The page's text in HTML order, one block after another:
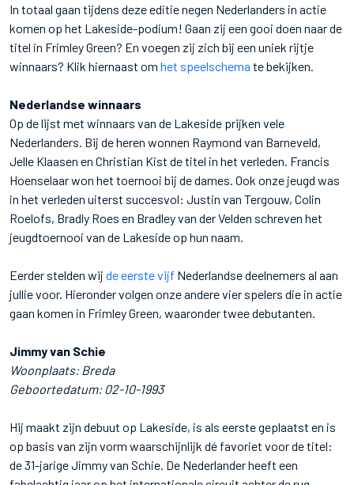
In totaal gaan tijdens deze editie negen Nederlanders in actie
komen op het Lakeside-podium! Gaan zij een gooi doen naar de
titel in Frimley Green? En voegen zij zich bij een uniek rijtje
winnaars? Klik hiernaast om het speelschema te bekijken.
Nederlandse winnaars
Op de lijst met winnaars van de Lakeside prijken vele
Nederlanders. Bij de heren wonnen Raymond van Barneveld,
Jelle Klaasen en Christian Kist de titel in het verleden. Francis
Hoenselaar won het toernooi bij de dames. Ook onze jeugd was
in het verleden uiterst succesvol: Justin van Tergouw, Colin
Roelofs, Bradly Roes en Bradley van der Velden schreven het
jeugdtoernooi van de Lakeside op hun naam.
Eerder stelden wij de eerste vijf Nederlandse deelnemers al aan
jullie voor. Hieronder volgen onze andere vier spelers die in actie
gaan komen in Frimley Green, waaronder twee debutanten.
Jimmy van Schie
Woonplaats: Breda
Geboortedatum: 02-10-1993
Hij maakt zijn debuut op Lakeside, is als eerste geplaatst en is
op basis van zijn vorm waarschijnlijk dé favoriet voor de titel:
de 31-jarige Jimmy van Schie. De Nederlander heeft een